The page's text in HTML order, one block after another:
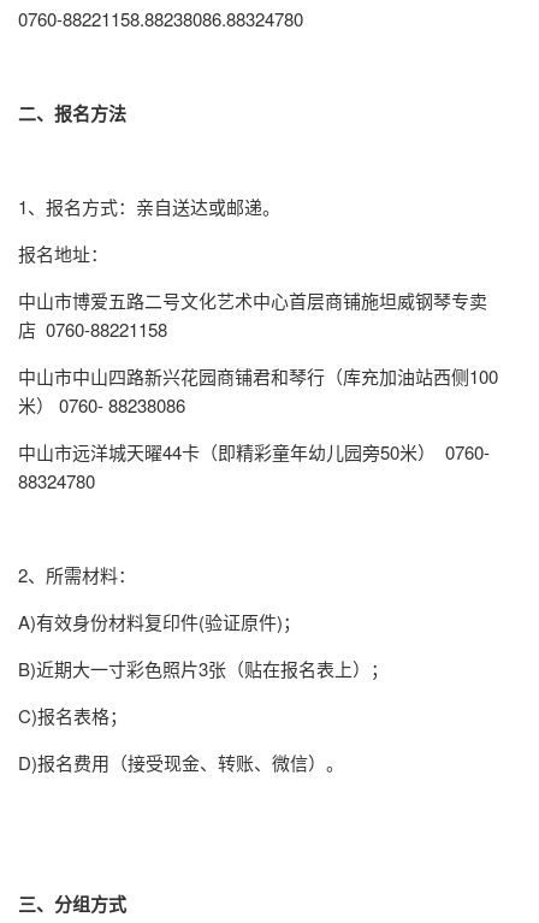
0760-88221158.88238086.88324780
二、报名方法
1、报名方式：亲自送达或邮递。
报名地址：
中山市博爱五路二号文化艺术中心首层商铺施坦威钢琴专卖
店 0760-88221158
中山市中山四路新兴花园商铺君和琴行（库充加油站西侧100
米） 0760- 88238086
中山市远洋城天曜44卡（即精彩童年幼儿园旁50米） 0760-
88324780
2、所需材料：
A)有效身份材料复印件(验证原件)；
B)近期大一寸彩色照片3张（贴在报名表上）；
C)报名表格；
D)报名费用（接受现金、转账、微信）。
三、分组方式